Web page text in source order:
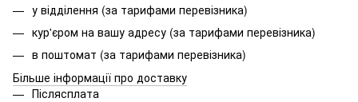
у відділення (за тарифами перевізника)
кур'єром на вашу адресу (за тарифами перевізника)
в поштомат (за тарифами перевізника)
Більше інформації про доставку
Післясплата